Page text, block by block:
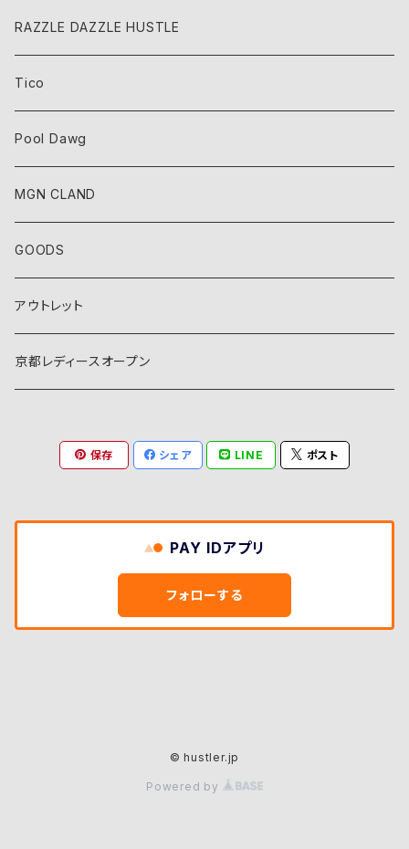
RAZZLE DAZZLE HUSTLE
Tico
Pool Dawg
MGN CLAND
GOODS
アウトレット
京都レディースオープン
保存 シェア LINE ポスト
PAY IDアプリ
フォローする
© hustler.jp
Powered by